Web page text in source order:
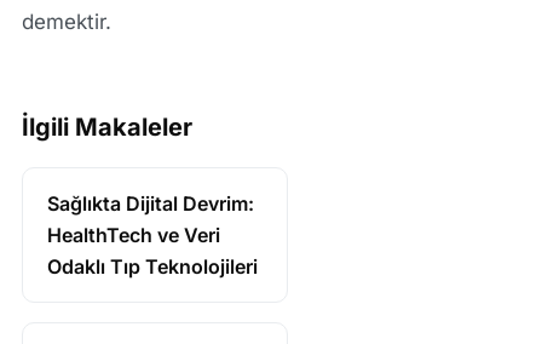
demektir.
İlgili Makaleler
Sağlıkta Dijital Devrim:
HealthTech ve Veri
Odaklı Tıp Teknolojileri